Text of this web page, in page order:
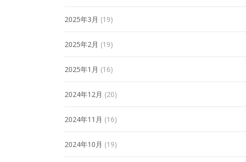
2025年3月 (19)
2025年2月 (19)
2025年1月 (16)
2024年12月 (20)
2024年11月 (16)
2024年10月 (19)